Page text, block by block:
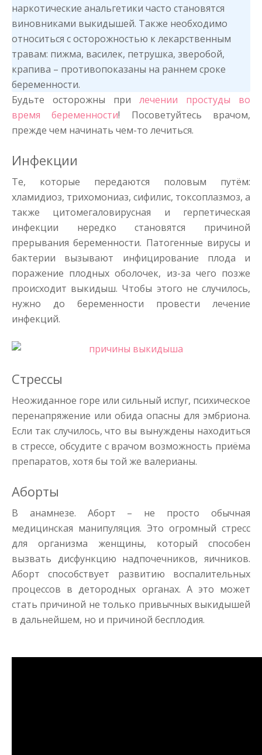
наркотические анальгетики часто становятся
виновниками выкидышей. Также необходимо
относиться с осторожностью к лекарственным
травам: пижма, василек, петрушка, зверобой,
крапива – противопоказаны на раннем сроке
беременности.
Будьте осторожны при лечении простуды во
время беременности! Посоветуйтесь врачом,
прежде чем начинать чем-то лечиться.
Инфекции
Те, которые передаются половым путём:
хламидиоз, трихомониаз, сифилис, токсоплазмоз, а
также цитомегаловирусная и герпетическая
инфекции нередко становятся причиной
прерывания беременности. Патогенные вирусы и
бактерии вызывают инфицирование плода и
поражение плодных оболочек, из-за чего позже
происходит выкидыш. Чтобы этого не случилось,
нужно до беременности провести лечение
инфекций.
Стрессы
Неожиданное горе или сильный испуг, психическое
перенапряжение или обида опасны для эмбриона.
Если так случилось, что вы вынуждены находиться
в стрессе, обсудите с врачом возможность приёма
препаратов, хотя бы той же валерианы.
Аборты
В анамнезе. Аборт – не просто обычная
медицинская манипуляция. Это огромный стресс
для организма женщины, который способен
вызвать дисфункцию надпочечников, яичников.
Аборт способствует развитию воспалительных
процессов в детородных органах. А это может
стать причиной не только привычных выкидышей
в дальнейшем, но и причиной бесплодия.